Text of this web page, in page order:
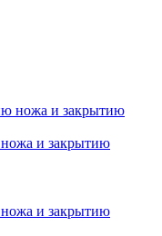
и закрытию
и закрытию